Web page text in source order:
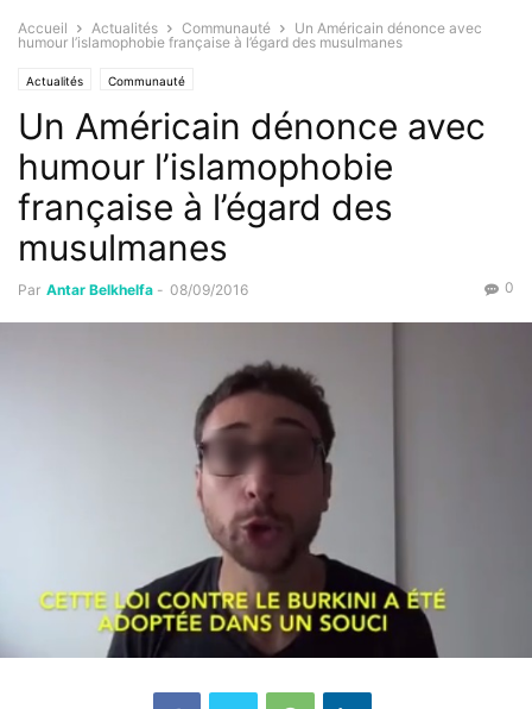
Accueil Actualités Communauté
Un Américain dénonce avec
humour l’islamophobie française à l’égard des musulmanes
Actualités Communauté
Un Américain dénonce avec
humour l’islamophobie
française à l’égard des
musulmanes
Par Antar Belkhelfa - 08/09/2016 0